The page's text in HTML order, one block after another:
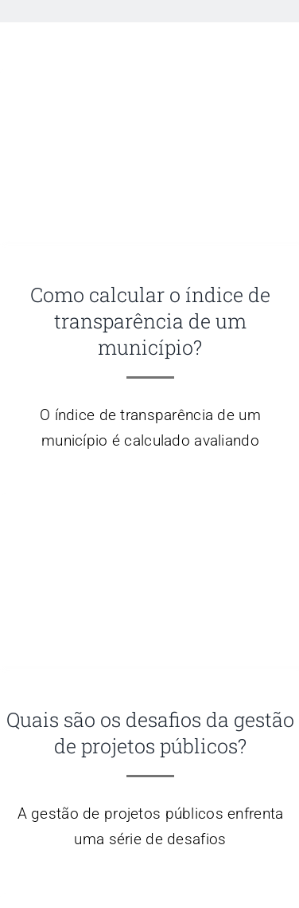
Como calcular o índice de
transparência de um
município?
O índice de transparência de um
município é calculado avaliando
Quais são os desafios da gestão
de projetos públicos?
A gestão de projetos públicos enfrenta
uma série de desafios